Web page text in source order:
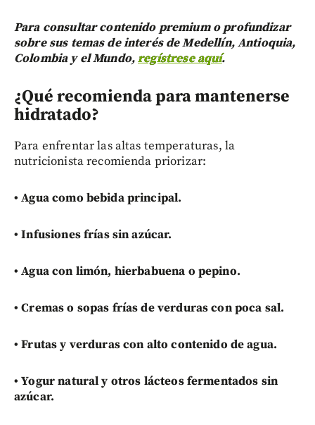
Para consultar contenido premium o profundizar
sobre sus temas de interés de Medellín, Antioquia,
Colombia y el Mundo,regístrese aquí.
¿Qué recomienda para mantenerse
hidratado?
Para enfrentar las altas temperaturas, la
nutricionista recomienda priorizar:
•Agua como bebida principal.
•Infusiones frías sin azúcar.
•Agua con limón, hierbabuena o pepino.
•Cremas o sopas frías de verduras con poca sal.
•Frutas y verduras con alto contenido de agua.
•Yogur natural y otros lácteos fermentados sin
azúcar.